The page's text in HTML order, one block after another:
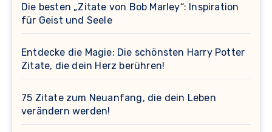
Die besten „Zitate von Bob Marley“: Inspiration
für Geist und Seele
Entdecke die Magie: Die schönsten Harry Potter
Zitate, die dein Herz berühren!
75 Zitate zum Neuanfang, die dein Leben
verändern werden!